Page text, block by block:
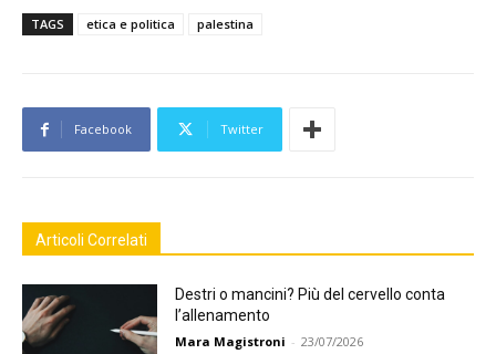
TAGS etica e politica palestina
Facebook Twitter
Articoli Correlati
Destri o mancini? Più del cervello conta
l’allenamento
Mara Magistroni - 23/07/2026